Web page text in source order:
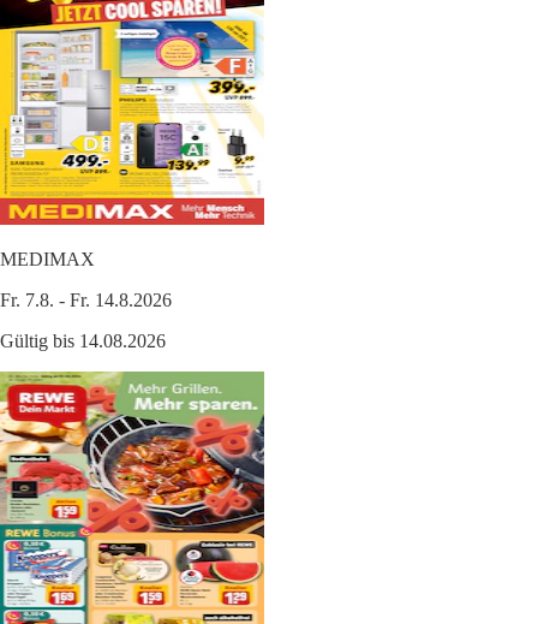
MEDIMAX
Fr. 7.8. - Fr. 14.8.2026
Gültig bis 14.08.2026